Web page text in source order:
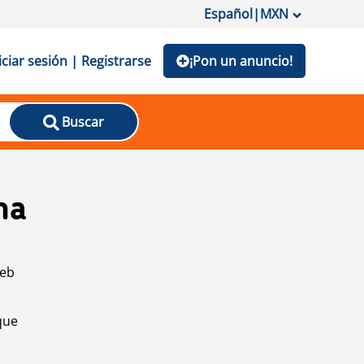
Español|MXN
sesión | Registrarse ¡Pon un anuncio!
Buscar